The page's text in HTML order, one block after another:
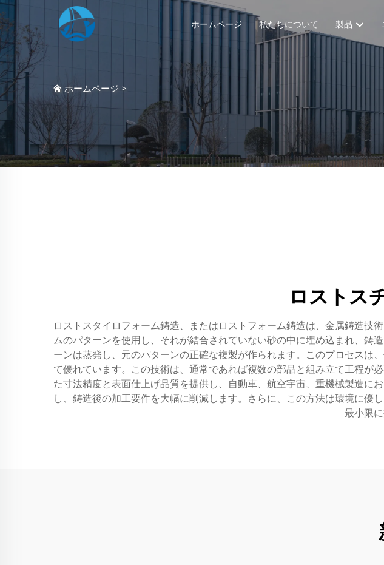
ホームページ 私たちについて 製品
ホームページ >
ロストス
ロストスタイロフォーム鋳造、またはロストフォーム鋳造は、金属鋳造
ムのパターンを使用し、それが結合されていない砂の中に埋め込まれ、鋳
ーンは蒸発し、元のパターンの正確な複製が作られます。このプロセスは
て優れています。この技術は、通常であれば複数の部品と組み立て工程が
た寸法精度と表面仕上げ品質を提供し、自動車、航空宇宙、重機械製造に
し、鋳造後の加工要件を大幅に削減します。さらに、この方法は環境に
最小限